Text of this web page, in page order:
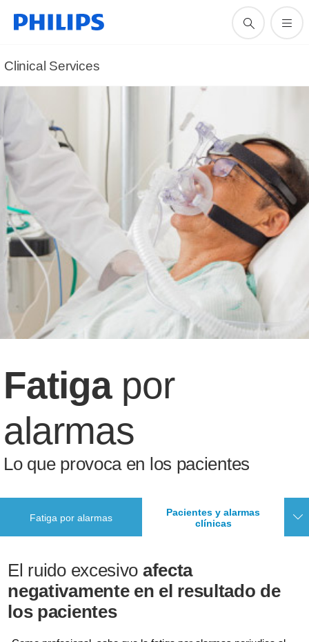
Clinical Services
Fatiga por
alarmas
Lo que provoca en los pacientes
Fatiga por alarmas
Pacientes y alarmas
clínicas
El ruido excesivo afecta
negativamente en el resultado de
los pacientes